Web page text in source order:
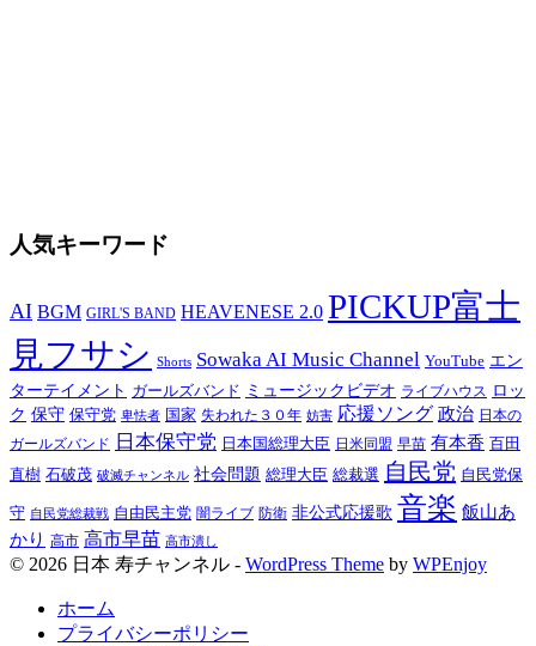
人気キーワード
AI BGM GIRL'S BAND HEAVENESE 2.0 PICKUP富士
見フサシ Shorts Sowaka AI Music Channel YouTube エン
ターテイメント ガールズバンド ミュージックビデオ ライブハウス ロッ
ク 保守 保守党 卑怯者 国家 失われた３０年 妨害 応援ソング 政治 日本の
ガールズバンド
日本保守党 日本国総理大臣 日米同盟 早苗 有本香 百田
直樹 石破茂 破滅チャンネル 社会問題 総理大臣 総裁選 自民党 自民党保
守 自民党総裁戦 自由民主党 闇ライブ 防衛 非公式応援歌 音楽 飯山あ
かり 高市 高市早苗 高市潰し
© 2026 日本 寿チャンネル - WordPress Theme by WPEnjoy
ホーム
プライバシーポリシー